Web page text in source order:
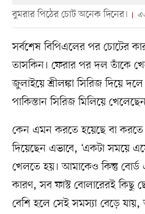
বুমরার পিঠের চোট অনেক দিনের।
সর্বশেষ বিপিএলের পর চোটের
তাসকিন। ফেরার পর দল তাঁকে
জুলাইয়ে শ্রীলঙ্কা সিরিজ দিয়ে
পাকিস্তান সিরিজ মিলিয়ে
কেন এমন করতে হয়েছে বা করতে
দিয়েছেন এভাবে, ‘একটা সময়ে
খেলতে হয়। আমাকেও কিন্তু
কারণ, সব ফাস্ট বোলারেরই কিছু
বেশি হলে সেই সমস্যা বেড়ে